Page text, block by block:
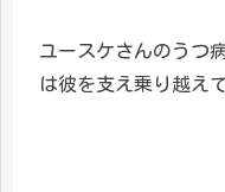
ユースケさんのうつ
は彼を支え乗り越え